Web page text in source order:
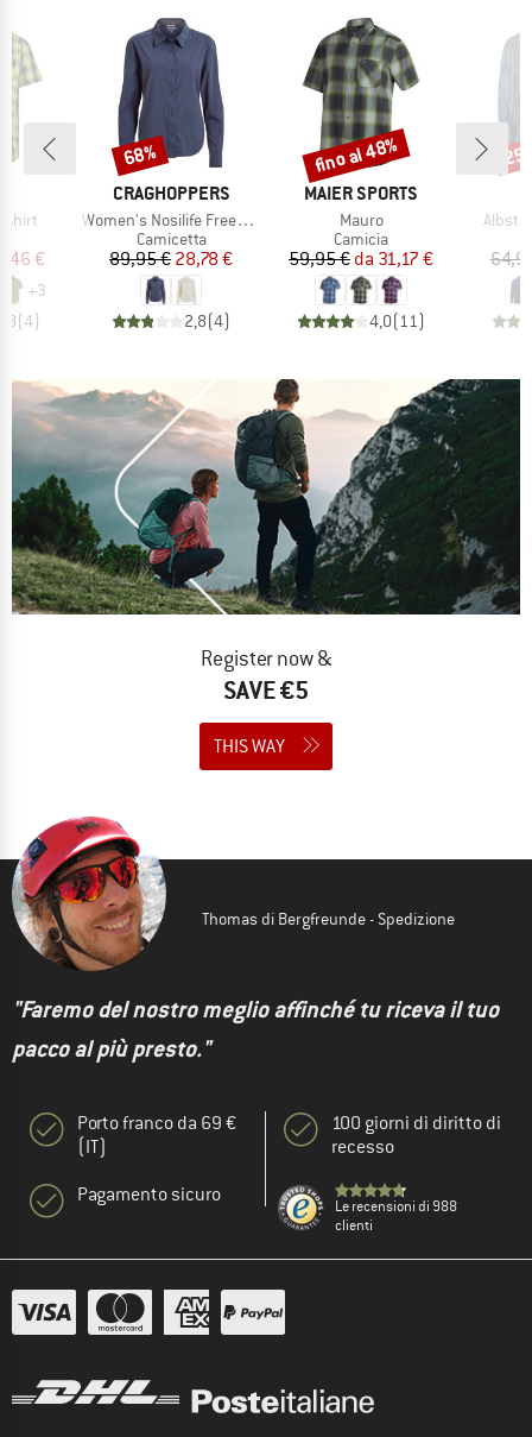
Shirt
ridotto
€
+3
(4)
MARCHIO
CRAGHOPPERS
Articolo
Women's Nosilife Freeda Langarm Bluse
Gruppo di prodotti
Camicetta
Prezzo
89,95 €Prezzo ridotto
28,78 €
2,8(4)
Sconto
68%
MARCHIO
MAIER SPORTS
Articolo
Mauro
Gruppo di prodotti
Camicia
Prezzo
59,95 € Prezzo ridotto
da 31,17 €
4,0( 11)
Sconto
fino al 48%
Register now &
SAVE €5
THIS WAY
Thomas di Bergfreunde - Spedizione
"Faremo del nostro meglio affinché tu riceva il tuo
pacco al più presto."
Porto franco da 69 €
(IT)
Pagamento sicuro
100 giorni di diritto di
recesso
Le recensioni di 988
clienti